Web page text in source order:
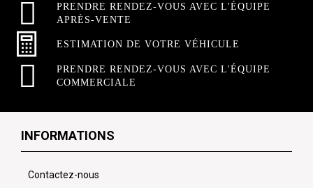
PRENDRE RENDEZ-VOUS AVEC L'ÉQUIPE
APRÈS-VENTE
ESTIMATION DE VOTRE VÉHICULE
PRENDRE RENDEZ-VOUS AVEC L'ÉQUIPE
COMMERCIALE
INFORMATIONS
Contactez-nous